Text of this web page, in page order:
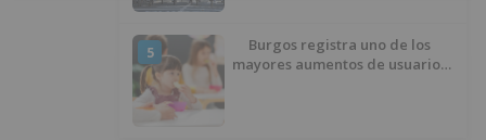
5
Burgos registra uno de los
mayores aumentos de usuarios